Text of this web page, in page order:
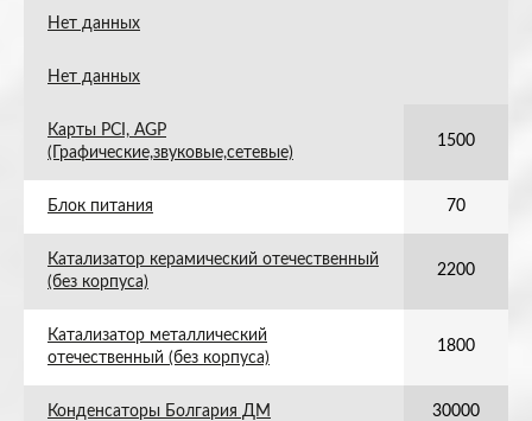
Нет данных
Нет данных
Карты PCI, AGP
(Графические,звуковые,сетевые)
1500
Блок питания 70
Катализатор керамический отечественный
(без корпуса)
2200
Катализатор металлический
отечественный (без корпуса)
1800
Конденсаторы Болгария ДМ 30000